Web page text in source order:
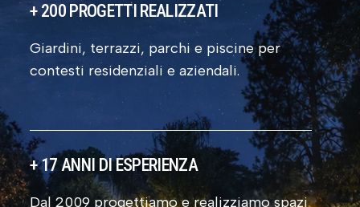
+ 200 PROGETTI REALIZZATI
Giardini, terrazzi, parchi e piscine per
contesti residenziali e aziendali.
+17ANNI DI ESPERIENZA
Dal 2009 progettiamo e realizziamo spazi